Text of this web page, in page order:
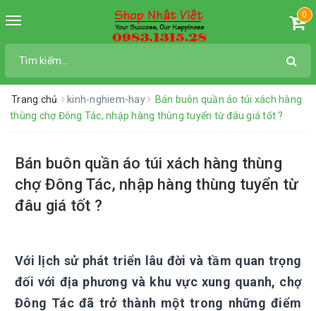
Toggle
0
Trang chủ kinh-nghiem-hay
Bán buôn quần áo túi xách hàng
thùng chợ Đông Tác, nhập hàng thùng tuyển từ đâu giá tốt ?
Bán buôn quần áo túi xách hàng thùng
chợ Đông Tác, nhập hàng thùng tuyển từ
đâu giá tốt ?
Với lịch sử phát triển lâu đời và tầm quan trọng
đối với địa phương và khu vực xung quanh, chợ
Đông Tác đã trở thành một trong những điểm